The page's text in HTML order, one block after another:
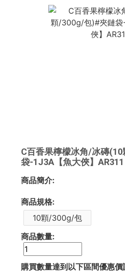
C百香果檸檬冰角/冰磚
袋-1J3A【魚大俠】AR311
商品簡介:
商品規格:
10顆/300g/包
商品數量:
購買數量達到以下區間優惠價